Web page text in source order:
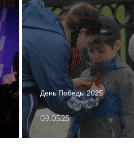
День Победы 2025
09.05.25